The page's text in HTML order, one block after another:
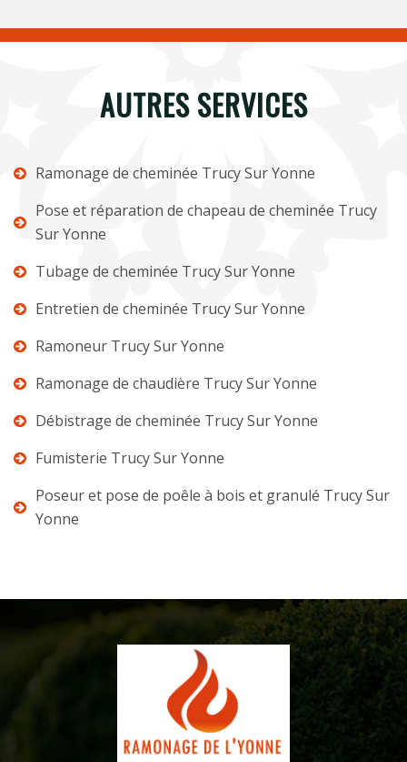
AUTRES SERVICES
Ramonage de cheminée Trucy Sur Yonne
Pose et réparation de chapeau de cheminée Trucy
Sur Yonne
Tubage de cheminée Trucy Sur Yonne
Entretien de cheminée Trucy Sur Yonne
Ramoneur Trucy Sur Yonne
Ramonage de chaudière Trucy Sur Yonne
Débistrage de cheminée Trucy Sur Yonne
Fumisterie Trucy Sur Yonne
Poseur et pose de poêle à bois et granulé Trucy Sur
Yonne